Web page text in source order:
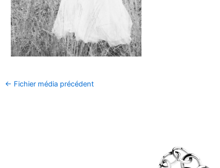
← Fichier média précédent